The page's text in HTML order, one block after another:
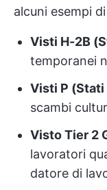
alcuni esempi
Visti H-2B
temporanei
Visti P
scambi
Visto Tier 2
lavoratori
datore di